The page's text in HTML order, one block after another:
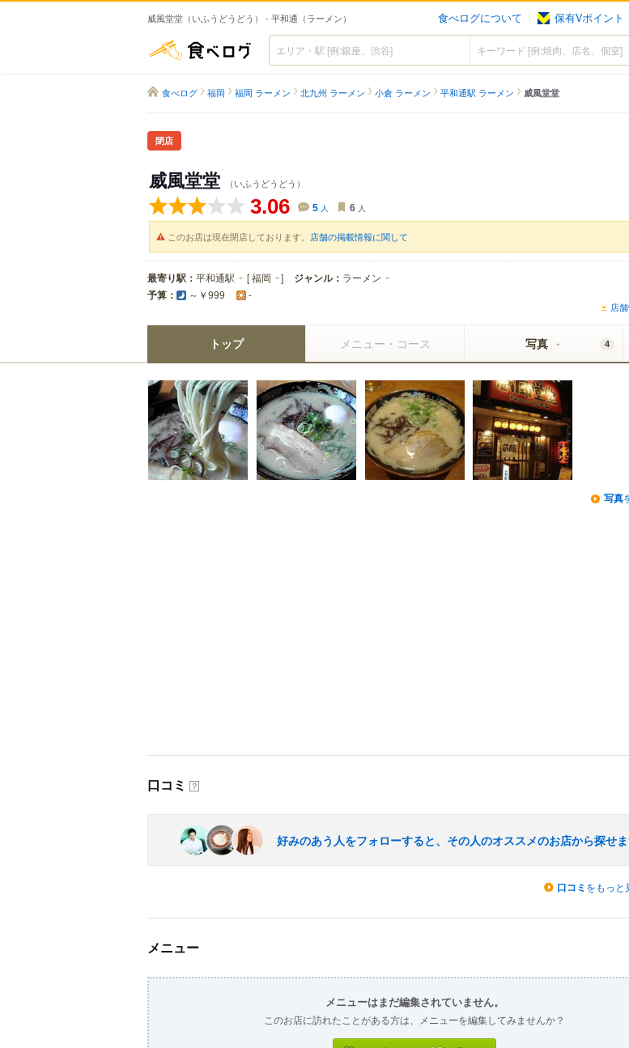
威風堂堂（いふうどうどう） - 平和通（ラーメン） 食べログについて 保有Vポイント
食べログ
食べログ 福岡 福岡 ラーメン 北九州 ラーメン 小倉 ラーメン 平和通駅 ラーメン 威風堂堂
閉店
威風堂堂 （いふうどうどう）
3.06 5 人 6 人
このお店は現在閉店しております。 店舗の掲載情報に関して
最寄り駅： 平和通駅 [福岡 ] ジャンル： ラーメン
予算： ～￥999 -
店
トップ メニュー・コース 写真 4
写真
口コミ ？
好みのあう人をフォローすると、その人のオススメのお店から探せま
口コミ をもっと
メニュー
メニューはまだ編集されていません。
このお店に訪れたことがある方は、メニューを編集してみませんか？